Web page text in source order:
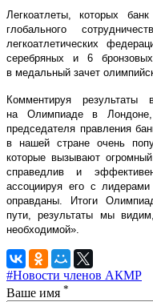
Легкоатлеты, которых
глобального
легкоатлетических
серебряных и 6
в медальный зачет
Комментируя результаты
на Олимпиаде в
председателя правления
в нашей стране очень
которые вызывают
справедлив и
ассоциируя его с
оправданы. Итоги
пути, результаты мы
необходимой».
#Новости членов АКМР
Ваше имя *